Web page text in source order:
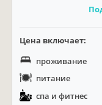
Цена включает:
проживание
питание
спа и фитнес